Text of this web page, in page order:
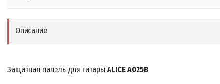
Описание
Защитная панель для гитары ALICE A025B